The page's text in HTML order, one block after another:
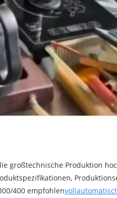
großtechnische Produktion
400 empfohlen